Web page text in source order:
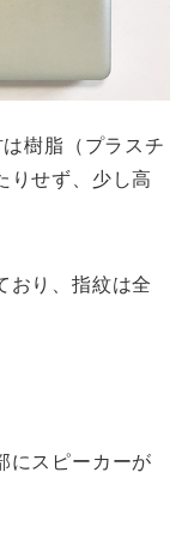
樹脂（プラスチ
りせず、少し高
おり、指紋は全
にスピーカーが